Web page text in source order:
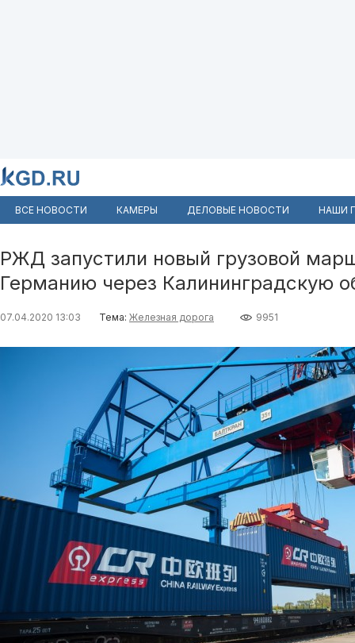
ВСЕ НОВОСТИ КАМЕРЫ ДЕЛОВЫЕ НОВОСТИ НАШИ
РЖД запустили новый грузовой
Германию через Калининградскую
07.04.2020 13:03 Тема: Железная дорога 9951